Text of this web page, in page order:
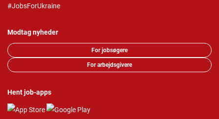
#JobsForUkraine
Modtag nyheder
For jobsøgere
For arbejdsgivere
Hent job-apps